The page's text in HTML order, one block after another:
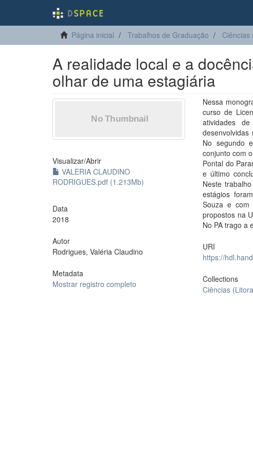
Página inicial Trabalhos de Graduação Ciências
A realidade local e a
olhar de uma estagiária
Visualizar/Abrir
VALERIA CLAUDINO
RODRIGUES.pdf (1.213Mb)
Data
2018
Autor
Rodrigues, Valéria Claudino
Metadata
Mostrar registro completo
Nessa
curso de
atividades
No segundo
conjunto com
Pontal do
e último
Neste
estágios
Souza e com
propostos na
No PA trago a
URI
https://
Collections
Ciências